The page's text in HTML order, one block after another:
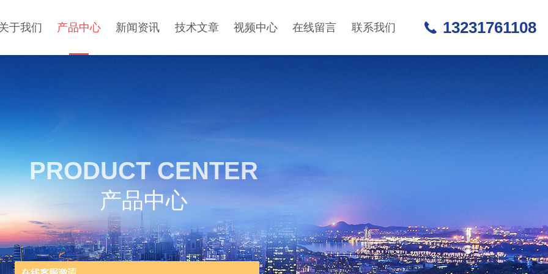
于我们 产品中心 新闻资讯 技术文章 视频中心 在线留言 联系我们 13231761108
PRODUCT CENTER
产品中心